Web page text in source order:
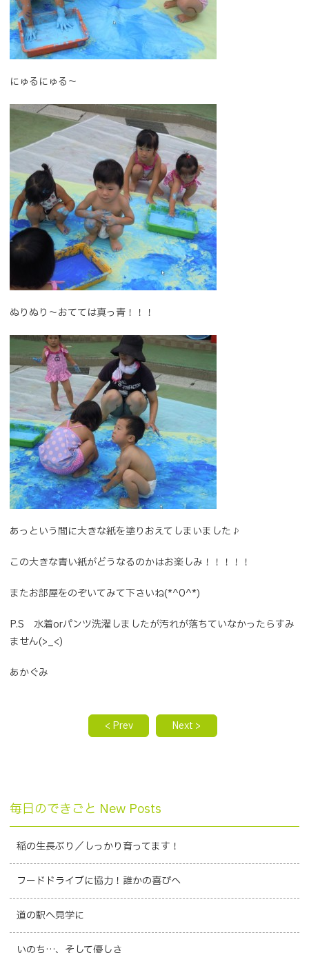
にゅるにゅる～
ぬりぬり～おてては真っ青！！！
あっという間に大きな紙を塗りおえてしまいました♪
この大きな青い紙がどうなるのかはお楽しみ！！！！！
またお部屋をのぞいてみて下さいね(*^O^*)
P.S 水着orパンツ洗濯しましたが汚れが落ちていなかったらすみ
ません(>_<)
あかぐみ
< Prev Next >
毎日のできごと New Posts
稲の生長ぶり／しっかり育ってます！
フードドライブに協力！誰かの喜びへ
道の駅へ見学に
いのち…、そして優しさ